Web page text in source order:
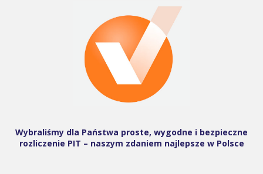
Wybraliśmy dla Państwa proste, wygodne i bezpieczne
rozliczenie PIT – naszym zdaniem najlepsze w Polsce